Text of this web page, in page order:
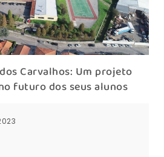
Carvalhos: Um projeto
futuro dos seus alunos